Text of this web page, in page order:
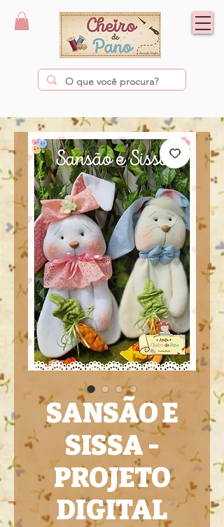
SANSÃO E
SISSA -
PROJETO
DIGITAL